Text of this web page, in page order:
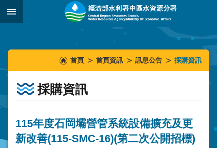
跳到主要內容區塊
::::::
首頁 首頁資訊 訊息公告 採購資訊
採購資訊
115年度石岡壩營管系統設備擴充及更
新改善(115-SMC-16)(第二次公開招標)